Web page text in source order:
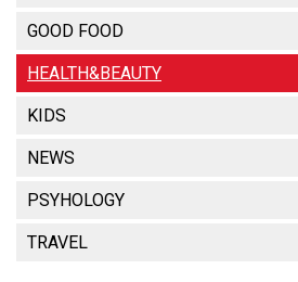
GOOD FOOD
HEALTH&BEAUTY
KIDS
NEWS
PSYHOLOGY
TRAVEL